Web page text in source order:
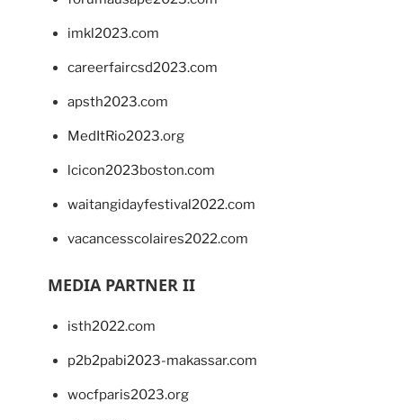
imkl2023.com
careerfaircsd2023.com
apsth2023.com
MedItRio2023.org
lcicon2023boston.com
waitangidayfestival2022.com
vacancesscolaires2022.com
MEDIA PARTNER II
isth2022.com
p2b2pabi2023-makassar.com
wocfparis2023.org